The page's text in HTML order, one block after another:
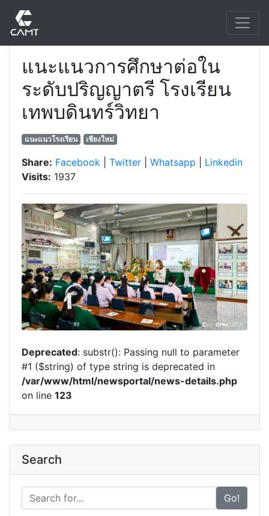
แนะแนวการศึกษาต่อใน
ระดับปริญญาตรี โรงเรียน
เทพบดินทร์วิทยา
แนะแนวโรงเรียน เชียงใหม่
Share: Facebook Twitter Whatsapp
Linkedin
Visits: 1937
Deprecated: substr(): Passing null to parameter
#1 ($string) of type string is deprecated in
/var/www/html/newsportal/news-details.php
on line 123
Search
Go!